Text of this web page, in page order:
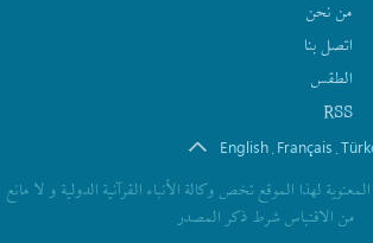
من نحن
اتصل بنا
الطقس
RSS
.
Français
.
English
لهذا الموقع تخص وکالة الأنباء القرآنیة الدولیة و لا مانع
من الاقتباس شرط ذکر المصدر